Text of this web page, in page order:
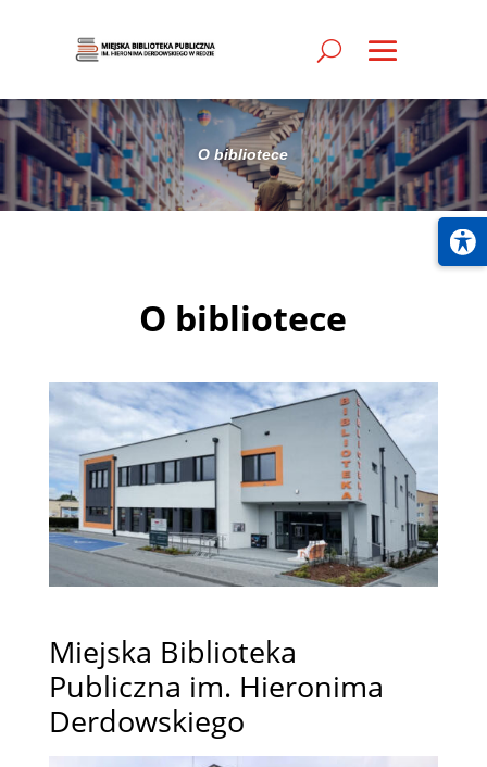
O bibliotece
O bibliotece
Miejska Biblioteka
Publiczna im. Hieronima
Derdowskiego